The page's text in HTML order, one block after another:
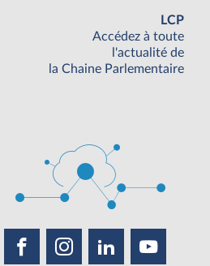
LCP
Accédez à toute
l'actualité de
la Chaine Parlementaire